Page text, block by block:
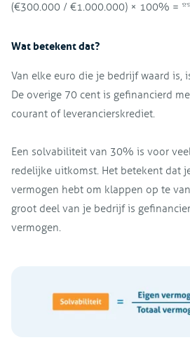
(€300.000 / €1.000.000) × 100% =
Wat betekent dat?
Van elke euro die je bedrijf waard is,
De overige 70 cent is gefinancierd
courant of leverancierskrediet.
Een solvabiliteit van 30% is voor
redelijke uitkomst. Het betekent dat
vermogen hebt om klappen op te
groot deel van je bedrijf is
vermogen.